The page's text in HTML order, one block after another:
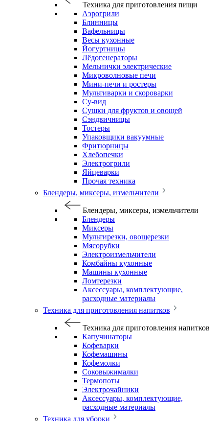
Техника для приготовления пищи
Аэрогрили
Блинницы
Вафельницы
Весы кухонные
Йогуртницы
Лёдогенераторы
Мельнички электрические
Микроволновые печи
Мини-печи и ростеры
Мультиварки и скороварки
Су-вид
Сушки для фруктов и овощей
Сэндвичницы
Тостеры
Упаковщики вакуумные
Фритюрницы
Хлебопечки
Электрогрили
Яйцеварки
Прочая техника
Блендеры, миксеры, измельчители
Блендеры, миксеры, измельчители
Блендеры
Миксеры
Мультирезки, овощерезки
Мясорубки
Электроизмельчители
Комбайны кухонные
Машины кухонные
Ломтерезки
Аксессуары, комплектующие,
расходные материалы
Техника для приготовления напитков
Техника для приготовления напитков
Капучинаторы
Кофеварки
Кофемашины
Кофемолки
Соковыжималки
Термопоты
Электрочайники
Аксессуары, комплектующие,
расходные материалы
Техника для уборки